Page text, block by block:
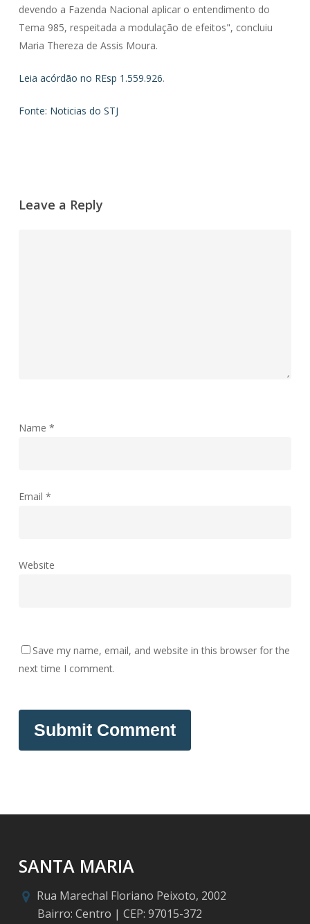
devendo a Fazenda Nacional aplicar o entendimento do
Tema 985, respeitada a modulação de efeitos", concluiu
Maria Thereza de Assis Moura.
Leia acórdão no REsp 1.559.926.
Fonte: Noticias do STJ
Leave a Reply
Name *
Email *
Website
Save my name, email, and website in this browser for the
next time I comment.
SANTA MARIA
Rua Marechal Floriano Peixoto, 2002
Bairro: Centro | CEP: 97015-372